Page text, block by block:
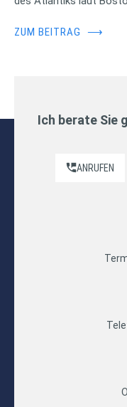
ZUM BEITRAG ⟶
Ich berate Sie
ANRUFEN